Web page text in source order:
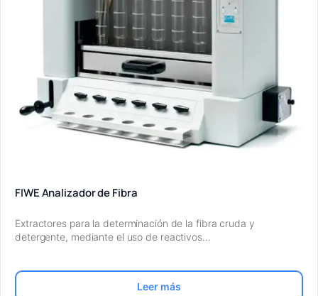
FIWE Analizador de Fibra
Extractores para la determinación de la fibra cruda y
detergente, mediante el uso de reactivos…
Leer más